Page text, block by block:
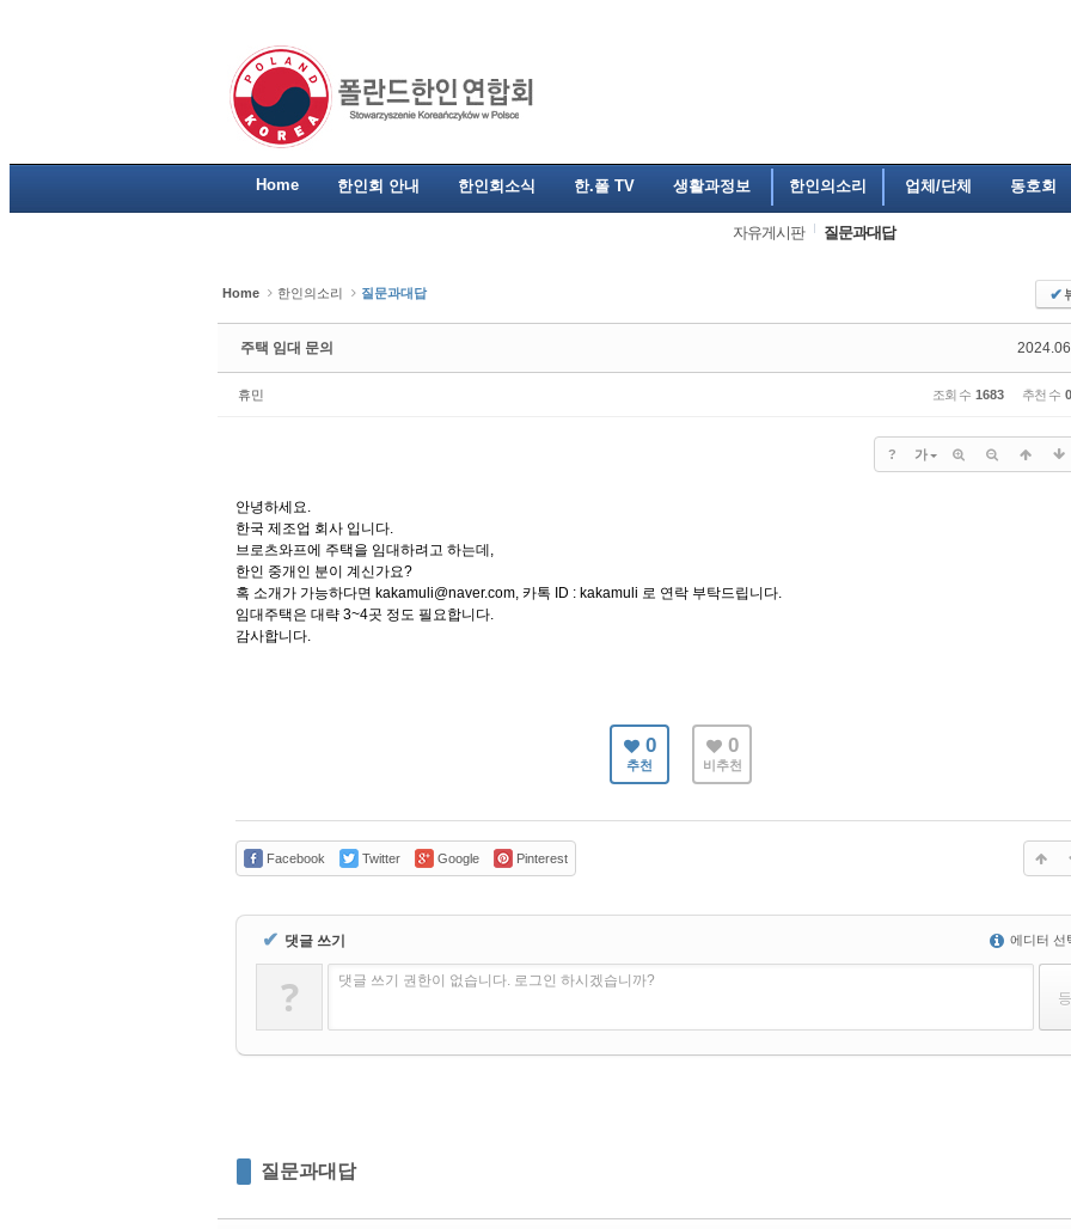
Home 한인회 안내 한인회소식 한.폴 TV 생활과정보 한인의소리 업체/단체 동호회
자유게시판 질문과대답
Home 한인의소리 질문과대답 ✔
주택 임대 문의
휴민 조회 수 1683 추천 수 0
? 가
안녕하세요.
한국 제조업 회사 입니다.
브로츠와프에 주택을 임대하려고 하는데,
한인 중개인 분이 계신가요?
혹 소개가 가능하다면 kakamuli@naver.com, 카톡 ID : kakamuli 로 연락 부탁드립니다.
임대주택은 대략 3~4곳 정도 필요합니다.
감사합니다.
0
추천
0
비추천
Facebook Twitter Google Pinterest
✔ 댓글 쓰기 에디터 선
? 댓글 쓰기 권한이 없습니다. 로그인 하시겠습니까?
질문과대답